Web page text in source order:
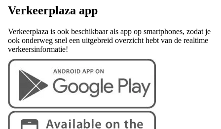
Verkeerplaza app
Verkeerplaza is ook beschikbaar als app op smartphones, zodat je
ook onderweg snel een uitgebreid overzicht hebt van de realtime
verkeersinformatie!